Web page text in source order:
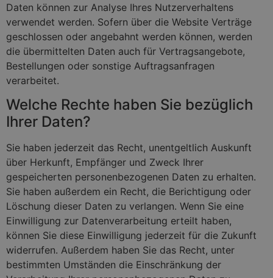
Daten können zur Analyse Ihres Nutzerverhaltens
verwendet werden. Sofern über die Website Verträge
geschlossen oder angebahnt werden können, werden
die übermittelten Daten auch für Vertragsangebote,
Bestellungen oder sonstige Auftragsanfragen
verarbeitet.
Welche Rechte haben Sie bezüglich
Ihrer Daten?
Sie haben jederzeit das Recht, unentgeltlich Auskunft
über Herkunft, Empfänger und Zweck Ihrer
gespeicherten personenbezogenen Daten zu erhalten.
Sie haben außerdem ein Recht, die Berichtigung oder
Löschung dieser Daten zu verlangen. Wenn Sie eine
Einwilligung zur Datenverarbeitung erteilt haben,
können Sie diese Einwilligung jederzeit für die Zukunft
widerrufen. Außerdem haben Sie das Recht, unter
bestimmten Umständen die Einschränkung der